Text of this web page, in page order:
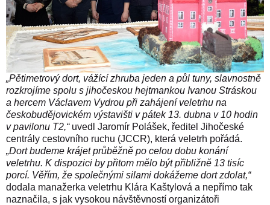
„Pětimetrový dort, vážící zhruba jeden a půl tuny, slavnostně
rozkrojíme spolu s jihočeskou hejtmankou Ivanou Stráskou
a hercem Václavem Vydrou při zahájení veletrhu na
českobudějovickém výstavišti v pátek 13. dubna v 10 hodin
v pavilonu T2,“uvedl Jaromír Polášek, ředitel Jihočeské
centrály cestovního ruchu (JCCR), která veletrh pořádá.
„Dort budeme krájet průběžně po celou dobu konání
veletrhu. K dispozici by přitom mělo být přibližně 13 tisíc
porcí. Věřím, že společnými silami dokážeme dort zdolat,“
dodala manažerka veletrhu Klára Kaštylová a nepřímo tak
naznačila, s jak vysokou návštěvností organizátoři